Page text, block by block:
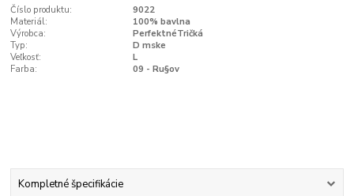
Číslo produktu:
9022
Materiál:
100% bavlna
Výrobca:
PerfektnéTričká
Typ:
D mske
Veľkosť:
L
Farba:
09 - Ru§ov
Kompletné špecifikácie